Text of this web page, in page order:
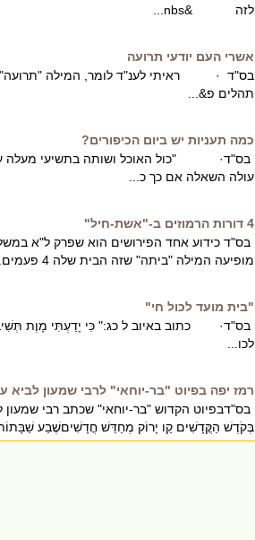
לזה &nbs...
אשרי העם יודעי תרועה
בס"ד · ראיתי לענ"ד לומר, המילה "תרועה"
תהלים פ&...
כמה תעניות יש ביום הכיפורים?
בס"ד· "כול האוכל ושותה בתשיעי מעלה
עולה השאלה אם כך כ...
4 דורות הרמוזים ב-"אשת-חיל"
בס"ד כידוע אחד הפירושים הוא שפרק ל"א
מופיעה המילה "ביתה" שזה הבית שלה 4 פעמים. לענ"ד ראיתי לומר שמרות ש...
"בית מועד לכול חי"
בס"ד· כתוב באיוב ל כג:" כִּי יָדַעְתִּי מָוֶת
לכו...
רמז יפה בפיוט "בר-יוחאי" לרבי שמעון לביא
בס"דבפיוט הקדוש "בר-יוחאי" שכתב רבי
בְּקֹדֶשׁ הַקֳּדָשִׁים קַו יָרוֹק מְחַדֵּשׁ חֳדָשִׁיםשֶׁבַע